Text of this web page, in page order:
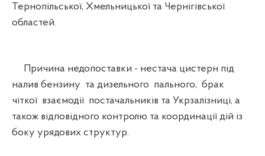
Тернопільської, Хмельницької та Чернігівської
областей.
Причина недопоставки - нестача цистерн під
налив бензину та дизельного пального, брак
чіткої взаємодії постачальників та Укрзалізниці, а
також відповідного контролю та координації дій із
боку урядових структур.